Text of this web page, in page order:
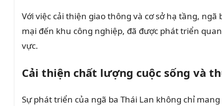
Với việc cải thiện giao thông và cơ sở hạ tầng,
mại đến khu công nghiệp, đã được phát triển
vực.
Cải thiện chất lượng cuộc sống và
Sự phát triển của ngã ba Thái Lan không chỉ